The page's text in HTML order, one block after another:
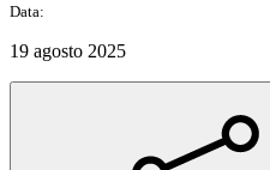
Data:
19 agosto 2025